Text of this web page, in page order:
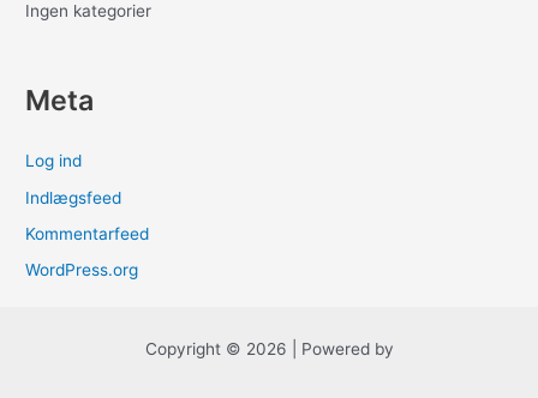
Ingen kategorier
Meta
Log ind
Indlægsfeed
Kommentarfeed
WordPress.org
Copyright © 2026 | Powered by